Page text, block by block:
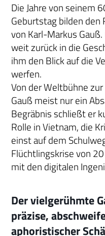
Die Jahre von seinem
Geburtstag bilden den
von Karl-Markus
weit zurück in die
ihm den Blick auf die
werfen.
Von der Weltbühne
Gauß meist nur ein
Begräbnis schließt er
Rolle in Vietnam, die
einst auf dem
Flüchtlingskrise von
mit den digitalen
Der vielgerühmte
präzise,
aphoristischer